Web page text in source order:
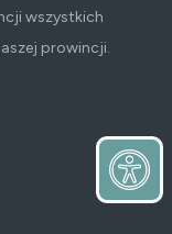
wszystkich
prowincji.